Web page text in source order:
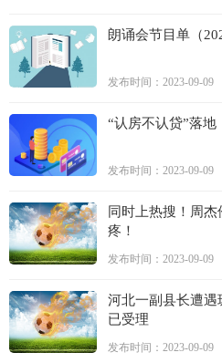
朗诵会节目单（
发布时间：2023-09-09
“认房不认贷”落地
发布时间：2023-09-09
同时上热搜！周
疼！
发布时间：2023-09-09
河北一副县长遭
已受理
发布时间：2023-09-09